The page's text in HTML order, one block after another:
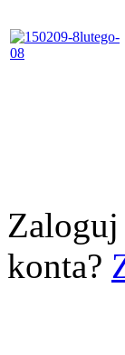
Zaloguj
konta?